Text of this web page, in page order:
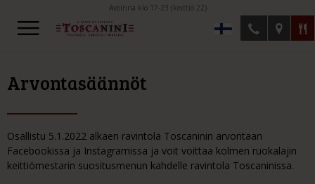
Avoinna klo 17-23 (keittiö 22)
Arvontasäännöt
Osallistu 5.1.2022 alkaen ravintola Toscaninin arvontaan
Facebookissa ja Instagramissa ja voit voittaa kolmen ruokalajin
keittiömestarin suositusmenun kahdelle ravintola Toscaninissa.